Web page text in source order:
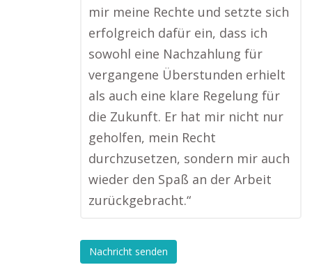
mir meine Rechte und setzte sich
erfolgreich dafür ein, dass ich
sowohl eine Nachzahlung für
vergangene Überstunden erhielt
als auch eine klare Regelung für
die Zukunft. Er hat mir nicht nur
geholfen, mein Recht
durchzusetzen, sondern mir auch
wieder den Spaß an der Arbeit
zurückgebracht.“
Nachricht senden